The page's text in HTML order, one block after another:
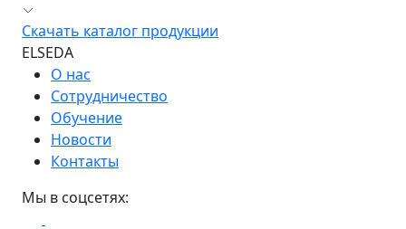
Скачать каталог продукции
ELSEDA
О нас
Сотрудничество
Обучение
Новости
Контакты
Мы в соцсетях: